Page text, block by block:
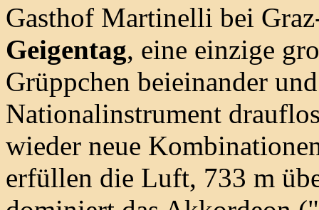
Gasthof Martinelli bei
Geigentag, eine einzige
Grüppchen beieinander
Nationalinstrument
wieder neue
erfüllen die Luft, 733 m